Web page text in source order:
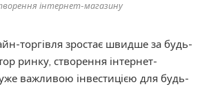
інтернет-магазину
торгівля зростає швидше за будь-
ринку, створення інтернет-
важливою інвестицією для будь-